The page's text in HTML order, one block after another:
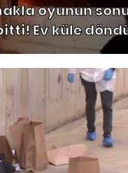
oyunun
Ev küle